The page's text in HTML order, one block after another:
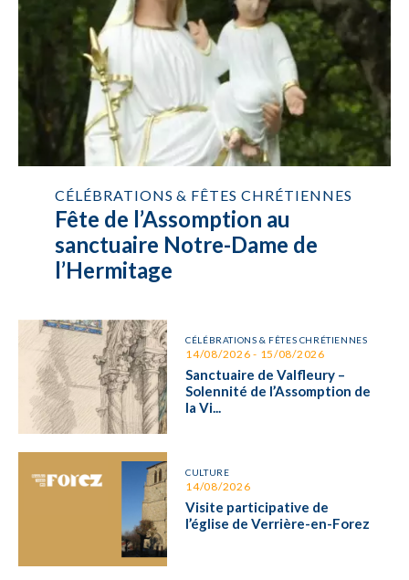
CÉLÉBRATIONS & FÊTES CHRÉTIENNES
Fête de l’Assomption au
sanctuaire Notre-Dame de
l’Hermitage
CÉLÉBRATIONS & FÊTES CHRÉTIENNES
14/08/2026 - 15/08/2026
Sanctuaire de Valfleury –
Solennité de l’Assomption de
la Vi...
CULTURE
14/08/2026
Visite participative de
l’église de Verrière-en-Forez